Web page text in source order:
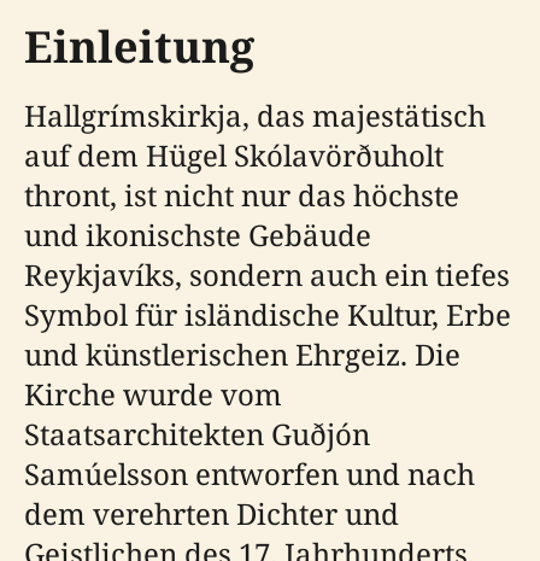
Einleitung
Hallgrímskirkja, das majestätisch
auf dem Hügel Skólavörðuholt
thront, ist nicht nur das höchste
und ikonischste Gebäude
Reykjavíks, sondern auch ein tiefes
Symbol für isländische Kultur, Erbe
und künstlerischen Ehrgeiz. Die
Kirche wurde vom
Staatsarchitekten Guðjón
Samúelsson entworfen und nach
dem verehrten Dichter und
Geistlichen des 17. Jahrhunderts,